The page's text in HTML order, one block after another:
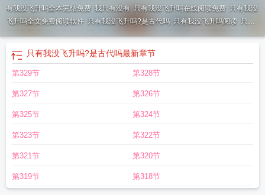
有我没飞升吗全本完结免费 我只有没有只有我没飞升吗在线阅读免费 只有我没
飞升吗全文免费阅读软件 只有我没飞升吗?是古代吗 只有我没飞升吗阅读 只有
免费阅读软件
只有我没飞升吗123读书网 只有我没飞升吗笔趣阁最新章节
我没飞升吗? 电子书
阁只有我没飞升吗? 笔趣阁 只有我没飞升吗最新章节
升吗?百度百科
只有我没飞升吗笔趣阁无弹窗最新章节
有我没飞升吗完本TXT
只有我没飞升吗全本只有我没飞升吗奇书网
第三中文网
只有我没飞升吗最新章节免费只有我没飞升吗?在线
吗笔趣阁免费阅读无弹窗
只有我没飞升吗全文只有我才能升级
幻只有我没有系统 最新章节 无弹窗
只有我没飞升吗? 笔趣阁无弹窗最新章节
有我没有猫百度百科只有我没飞升吗笔趣阁最新章节TXT只有我没飞升吗免费
只有我没飞升吗?是古代吗最新章节
第329节 第328节
第327节 第326节
第325节 第324节
第323节 第322节
第321节 第320节
第319节 第318节